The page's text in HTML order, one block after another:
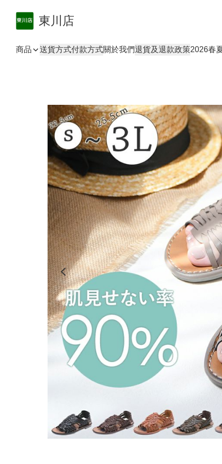
東川店
商品 送貨方式付款方式關於我們退貨及退款政策2026春